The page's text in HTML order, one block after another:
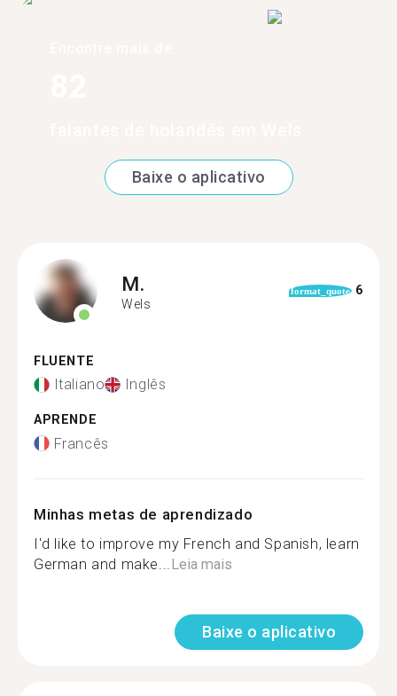
Baixe o aplicativo
M.
Wels
format_quote 6
FLUENTE
Italiano Inglês
APRENDE
Francês
Minhas metas de aprendizado
I'd like to improve my French and Spanish, learn
German and make... Leia mais
Baixe o aplicativo